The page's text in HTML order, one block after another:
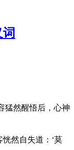
猛然醒悟后，心神
恍然自失道：‘莫